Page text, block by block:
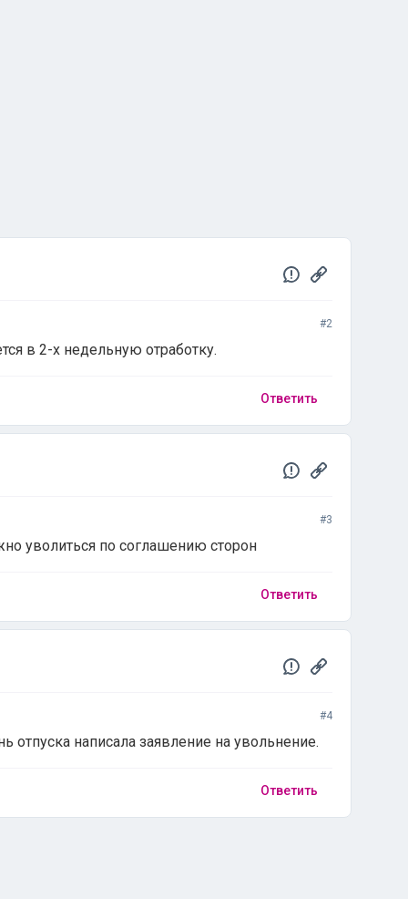
#2
в 2-х недельную отработку.
Ответить
#3
уволиться по соглашению сторон
Ответить
#4
отпуска написала заявление на увольнение.
Ответить